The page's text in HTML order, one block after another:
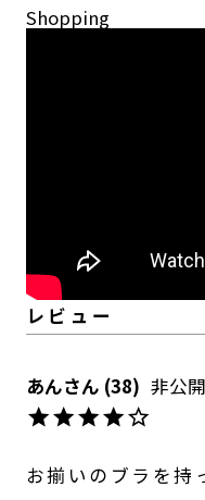
Shopping
あん 38 非公開
お揃いのブラを持